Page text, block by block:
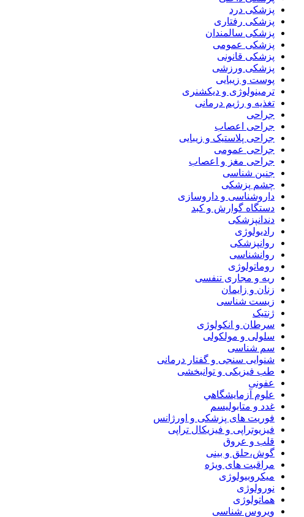
پزشکی درد
پزشکی رفتاری
پزشکی سالمندان
پزشکی عمومی
پزشکی قانونی
پزشکی ورزشی
پوست و زیبایی
ترمینولوژی و دیکشنری
تغذیه و رژیم درمانی
جراحی
جراحی اعصاب
جراحی پلاستیک و زیبایی
جراحی عمومی
جراحی مغز و اعصاب
جنین شناسی
چشم پزشکی
داروشناسی و داروسازی
دستگاه گوارش و کبد
دندانپزشکی
رادیولوژی
روانپزشکی
روانشناسی
روماتولوژی
ریه و مجاری تنفسی
زنان و زایمان
زیست شناسی
ژنتیک
سرطان و انکولوژی
سلولی و مولکولی
سم شناسی
شنوایی سنجی و گفتار درمانی
طب فیزیکی و توانبخشی
عفونی
علوم آزمايشگاهي
غدد و متابولیسم
فوریت های پزشکی و اورژانس
فیزیوتراپی و فیزیکال تراپی
قلب و عروق
گوش،حلق و بینی
مراقبت های ویژه
میکروبیولوژی
نورولوژی
هماتولوژی
ویروس شناسی